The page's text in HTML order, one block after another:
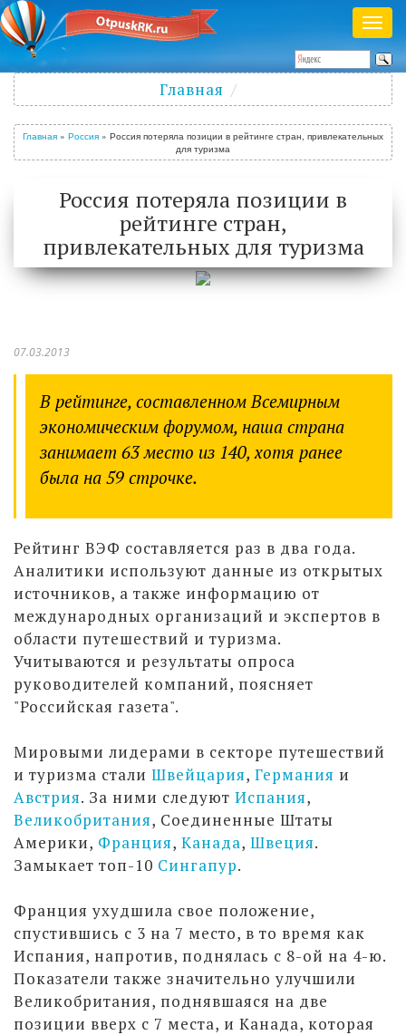
Полезный журнал о путешествиях
меню
Главная
Главная » Россия » Россия потеряла позиции в рейтинге стран, привлекательных
для туризма
Россия потеряла позиции в
рейтинге стран,
привлекательных для туризма
07.03.2013
В рейтинге, составленном Всемирным
экономическим форумом, наша страна
занимает 63 место из 140, хотя ранее
была на 59 строчке.
Рейтинг ВЭФ составляется раз в два года.
Аналитики используют данные из открытых
источников, а также информацию от
международных организаций и экспертов в
области путешествий и туризма.
Учитываются и результаты опроса
руководителей компаний, поясняет
"Российская газета".
Мировыми лидерами в секторе путешествий
и туризма стали Швейцария, Германия и
Австрия. За ними следуют Испания,
Великобритания, Соединенные Штаты
Америки, Франция, Канада, Швеция.
Замыкает топ-10 Сингапур.
Франция ухудшила свое положение,
спустившись с 3 на 7 место, в то время как
Испания, напротив, поднялась с 8-ой на 4-ю.
Показатели также значительно улучшили
Великобритания, поднявшаяся на две
позиции вверх с 7 места, и Канада, которая